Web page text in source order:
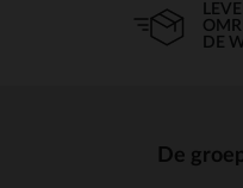
DE
De